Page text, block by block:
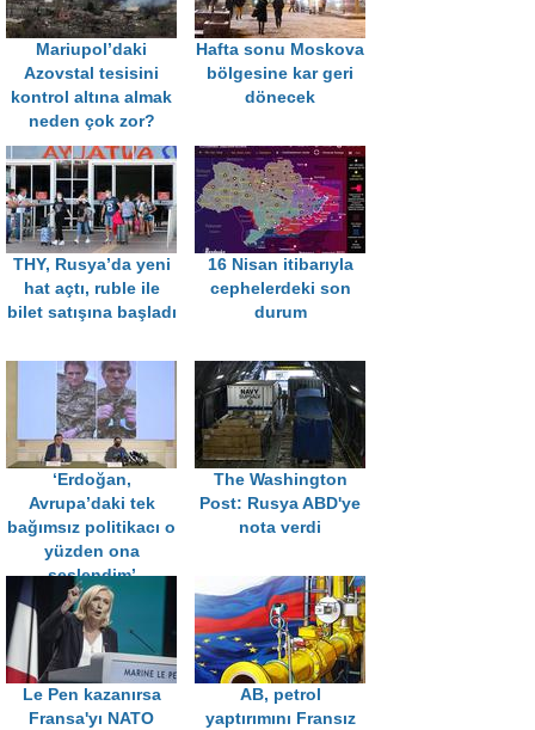
Mariupol’daki
Azovstal tesisini
kontrol altına almak
neden çok zor?
Hafta sonu Moskova
bölgesine kar geri
dönecek
THY, Rusya’da yeni
hat açtı, ruble ile
bilet satışına başladı
16 Nisan itibarıyla
cephelerdeki son
durum
‘Erdoğan,
Avrupa’daki tek
bağımsız politikacı o
yüzden ona
seslendim’
The Washington
Post: Rusya ABD'ye
nota verdi
Le Pen kazanırsa
Fransa'yı NATO
AB, petrol
yaptırımını Fransız